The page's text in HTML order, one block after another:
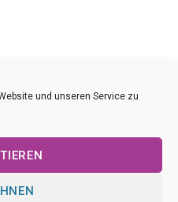
und unseren Service zu